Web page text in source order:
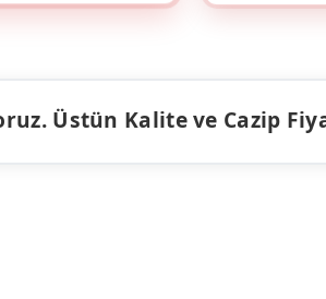
Üstün Kalite ve Cazip